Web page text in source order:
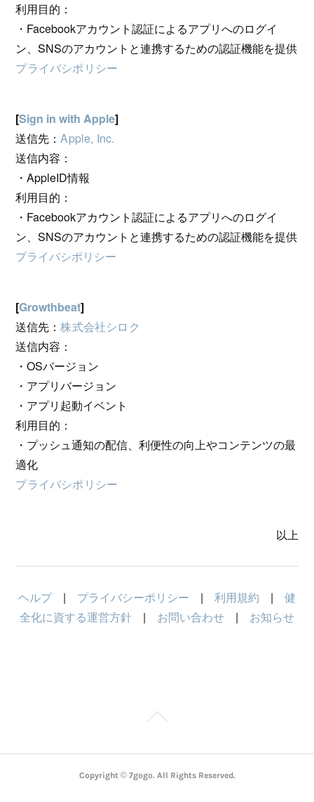
利用目的：
・Facebookアカウント認証によるアプリへのログイ
ン、SNSのアカウントと連携するための認証機能を提供
プライバシポリシー
[Sign in with Apple]
送信先：Apple, Inc.
送信内容：
・AppleID情報
利用目的：
・Facebookアカウント認証によるアプリへのログイ
ン、SNSのアカウントと連携するための認証機能を提供
プライバシポリシー
[Growthbeat]
送信先：株式会社シロク
送信内容：
・OSバージョン
・アプリバージョン
・アプリ起動イベント
利用目的：
・プッシュ通知の配信、利便性の向上やコンテンツの最
適化
プライバシポリシー
以上
ヘルプ| プライバシーポリシー | 利用規約 | 健
全化に資する運営方針 | お問い合わせ | お知らせ
Copyright © 7gogo. All Rights Reserved.